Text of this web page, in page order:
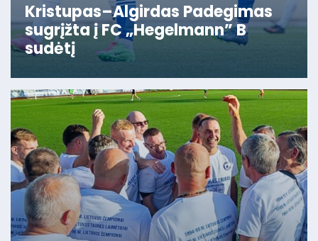
Kristupas–Algirdas Padegimas
sugrįžta į FC „Hegelmann” B
sudėtį